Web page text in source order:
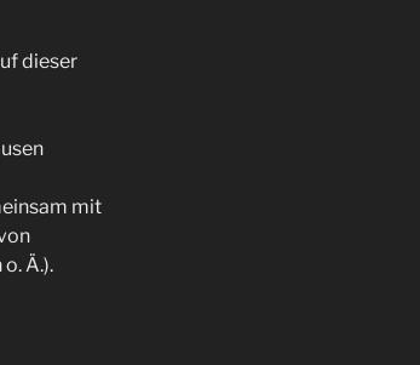
dieser
mit
Ä.).